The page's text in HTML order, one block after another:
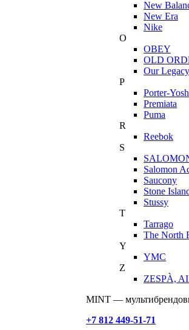
New
New Era
Nike
O
OBEY
OLD
Our Legacy
P
Porter-
Premiata
Puma
R
Reebok
S
Salomon
Saucony
Stone
Stussy
T
Tarrago
The North
Y
YMC
Z
ZESPÀ,
MINT —
+7 812 449-51-71